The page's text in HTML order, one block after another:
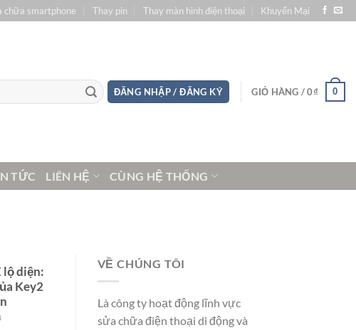
chữa smartphone Thay pin Thay màn hình điện thoại Khuyến Mại
ĐĂNG NHẬP / ĐĂNG KÝ GIỎ HÀNG /0₫ 0
TỨC LIÊN HỆ CÙNG HỆ THỐNG
lộ diện:
Key2
VỀ CHÚNG TÔI
Là công ty hoạt động lĩnh vực
sửa chữa điện thoại di động và